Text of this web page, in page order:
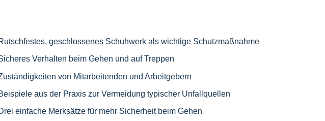
geschlossenes Schuhwerk als wichtige Schutzmaßnahme
Verhalten beim Gehen und auf Treppen
von Mitarbeitenden und Arbeitgebern
aus der Praxis zur Vermeidung typischer Unfallquellen
einfache Merksätze für mehr Sicherheit beim Gehen